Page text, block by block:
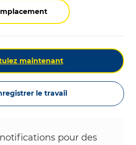
maintenant
le travail
pour des